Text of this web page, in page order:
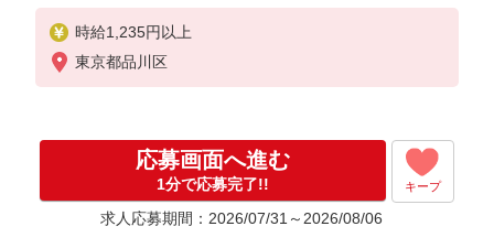
時給1,235円以上
東京都品川区
応募画面へ進む
1分で応募完了!! キープ
求人応募期間：2026/07/31～2026/08/06